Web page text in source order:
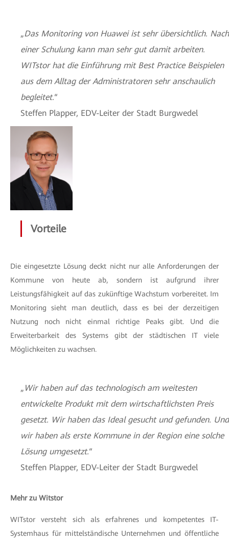
„Das Monitoring von Huawei ist sehr übersichtlich. Nach
einer Schulung kann man sehr gut damit arbeiten.
WITstor hat die Einführung mit Best Practice Beispielen
aus dem Alltag der Administratoren sehr anschaulich
begleitet.“
Steffen Plapper, EDV-Leiter der Stadt Burgwedel
Vorteile
Die eingesetzte Lösung deckt nicht nur alle Anforderungen der
Kommune von heute ab, sondern ist aufgrund ihrer
Leistungsfähigkeit auf das zukünftige Wachstum vorbereitet. Im
Monitoring sieht man deutlich, dass es bei der derzeitigen
Nutzung noch nicht einmal richtige Peaks gibt. Und die
Erweiterbarkeit des Systems gibt der städtischen IT viele
Möglichkeiten zu wachsen.
„ Wir haben auf das technologisch am weitesten
entwickelte Produkt mit dem wirtschaftlichsten Preis
gesetzt. Wir haben das Ideal gesucht und gefunden. Und
wir haben als erste Kommune in der Region eine solche
Lösung umgesetzt.“
Steffen Plapper, EDV-Leiter der Stadt Burgwedel
Mehr zu Witstor
WITstor versteht sich als erfahrenes und kompetentes IT-
Systemhaus für mittelständische Unternehmen und öffentliche